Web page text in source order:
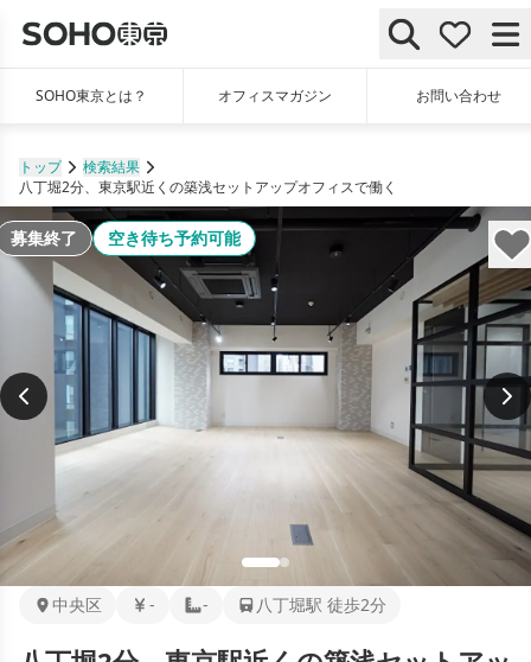
SOHO東京とは？ オフィスマガジン お問い合わせ
トップ
検索結果
八丁堀2分、東京駅近くの築浅セットアップオフィスで働く
募集終了 空き待ち予約可能
中央区 - - 八丁堀駅 徒歩2分